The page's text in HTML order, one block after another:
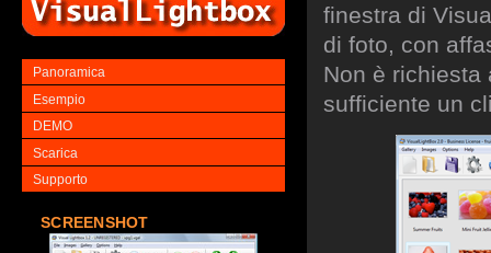
Panoramica
Esempio
DEMO
Scarica
Supporto
SCREENSHOT
finestra di
di foto, con
Non è richiesta
sufficiente un